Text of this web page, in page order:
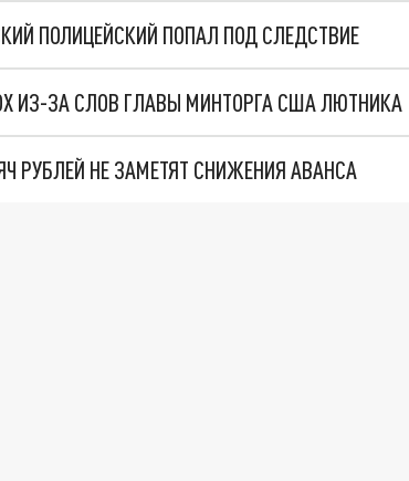
ПОЛИЦЕЙСКИЙ ПОПАЛ ПОД СЛЕДСТВИЕ
ИЗ-ЗА СЛОВ ГЛАВЫ МИНТОРГА США ЛЮТНИКА
РУБЛЕЙ НЕ ЗАМЕТЯТ СНИЖЕНИЯ АВАНСА